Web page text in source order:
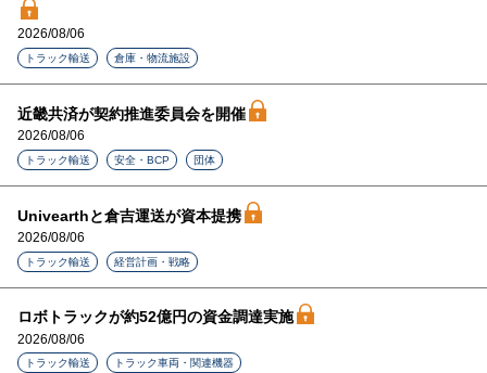
2026/08/06
トラック輸送 倉庫・物流施設
近畿共済が契約推進委員会を開催
2026/08/06
トラック輸送 安全・BCP 団体
Univearthと倉吉運送が資本提携
2026/08/06
トラック輸送 経営計画・戦略
ロボトラックが約52億円の資金調達実施
2026/08/06
トラック輸送 トラック車両・関連機器